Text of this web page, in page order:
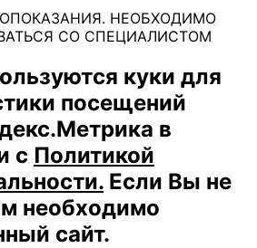
НЕОБХОДИМО
СО СПЕЦИАЛИСТОМ
куки для
посещений
в
с Политикой
Если Вы не
необходимо
сайт.